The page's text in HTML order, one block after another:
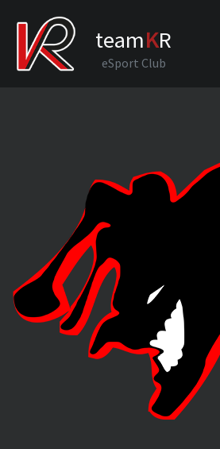
teamKR
eSport Club